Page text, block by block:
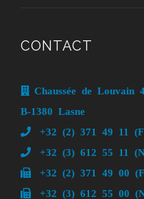
CONTACT
Chaussée de Louvain
B-1380 Lasne
+32 (2) 371 49 11
+32 (3) 612 55 11
+32 (2) 371 49 00
+32 (3) 612 55 00